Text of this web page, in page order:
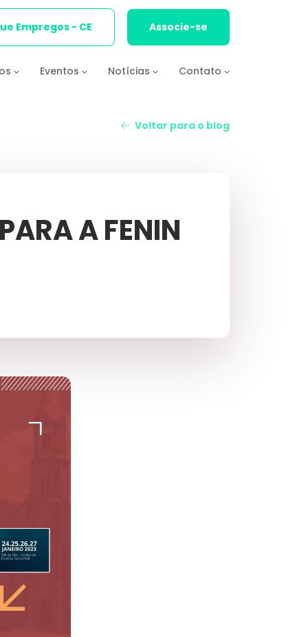
Eventos Notícias Contato
Empregos - CE Associe-se
Voltar para o blog
A FENIN